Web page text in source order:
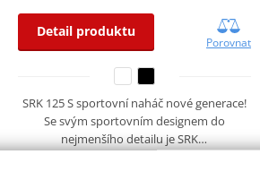
Detail produktu
Porovnat
SRK 125 S sportovní naháč nové generace!
Se svým sportovním designem do
nejmenšího detailu je SRK…